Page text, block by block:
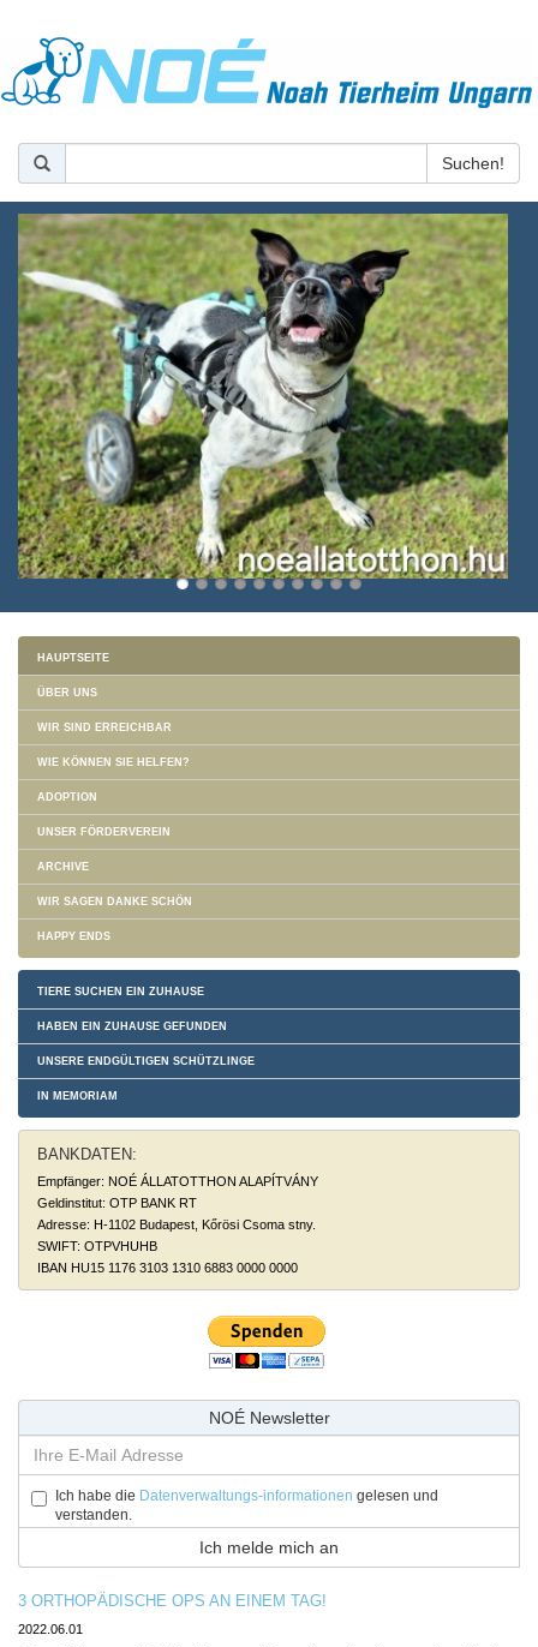
HAUPTSEITE
ÜBER UNS
WIR SIND ERREICHBAR
WIE KÖNNEN SIE HELFEN?
ADOPTION
UNSER FÖRDERVEREIN
ARCHIVE
WIR SAGEN DANKE SCHÖN
HAPPY ENDS
TIERE SUCHEN EIN ZUHAUSE
HABEN EIN ZUHAUSE GEFUNDEN
UNSERE ENDGÜLTIGEN SCHÜTZLINGE
IN MEMORIAM
BANKDATEN:
Empfänger: NOÉ ÁLLATOTTHON ALAPÍTVÁNY
Geldinstitut: OTP BANK RT
Adresse: H-1102 Budapest, Kőrösi Csoma stny.
SWIFT: OTPVHUHB
IBAN HU15 1176 3103 1310 6883 0000 0000
NOÉ Newsletter
Ich habe die Datenverwaltungs-informationen gelesen und
verstanden.
3 ORTHOPÄDISCHE OPS AN EINEM TAG!
2022.06.01